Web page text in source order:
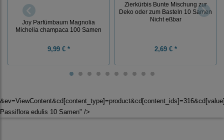
Joy Parfümbaum Magnolia
Michelia champaca 100 Samen
9,99 € *
Zierkürbis Bunte Mischung zur
Deko oder zum Basteln 10 Samen
Nicht eßbar
2,69 € *
Passiflora edulis 10 Samen" />